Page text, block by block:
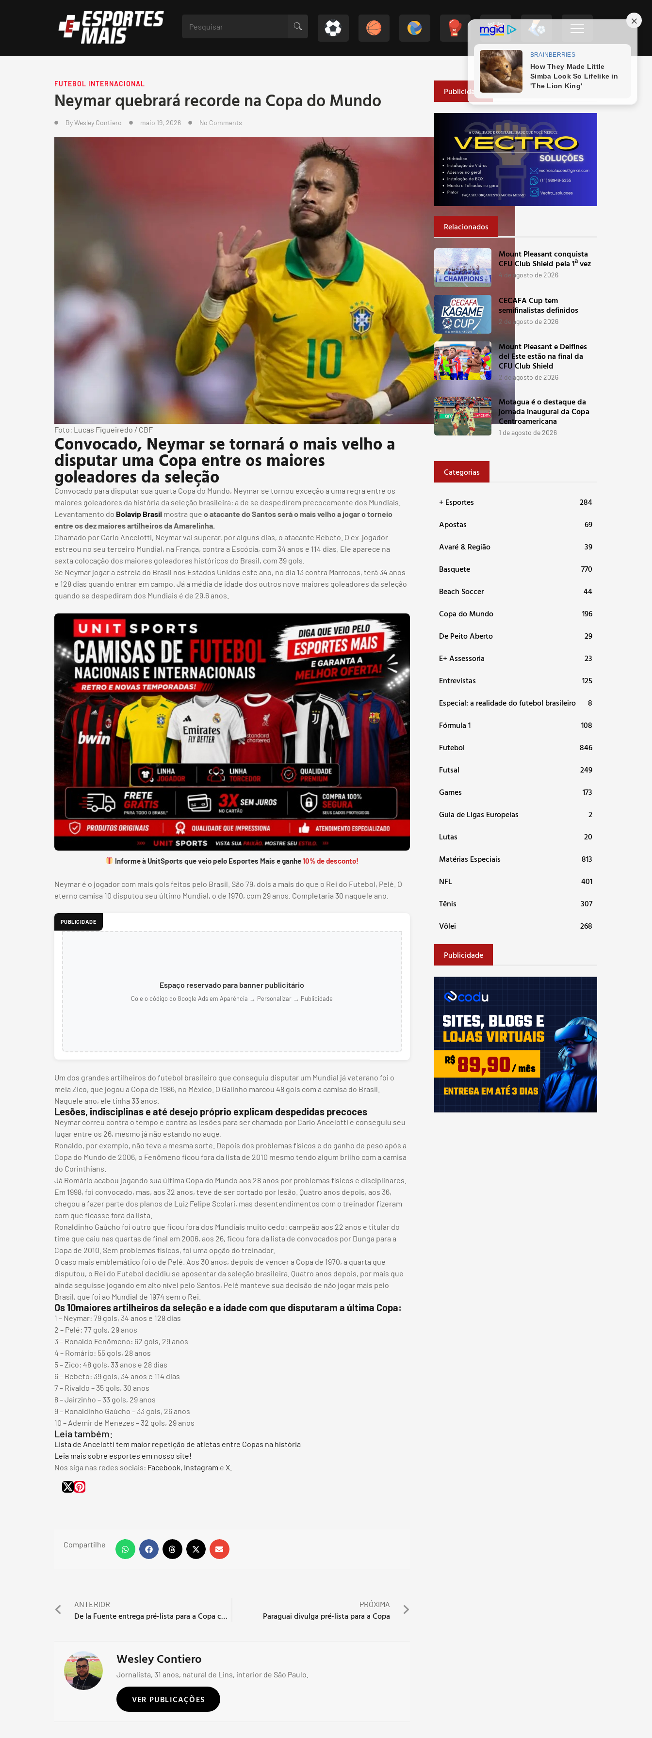
FUTEBOL INTERNACIONAL
Neymar quebrará recorde na Copa do Mundo
ByWesley Contiero maio 19, 2026 No Comments
Foto: Lucas Figueiredo / CBF
Convocado, Neymar se tornará o mais velho a
disputar uma Copa entre os maiores
goleadores da seleção
Convocado para disputar sua quarta Copa do Mundo, Neymar se tornou exceção a uma regra entre os
maiores goleadores da história da seleção brasileira: a de se despedirem precocemente dos Mundiais.
Levantamento do Bolavip Brasil mostra que o atacante do Santos será o mais velho a jogar o torneio
entre os dez maiores artilheiros da Amarelinha.
Chamado por Carlo Ancelotti, Neymar vai superar, por alguns dias, o atacante Bebeto. O ex-jogador
estreou no seu terceiro Mundial, na França, contra a Escócia, com 34 anos e 114 dias. Ele aparece na
sexta colocação dos maiores goleadores históricos do Brasil, com 39 gols.
Se Neymar jogar a estreia do Brasil nos Estados Unidos este ano, no dia 13 contra Marrocos, terá 34 anos
e 128 dias quando entrar em campo. Já a média de idade dos outros nove maiores goleadores da seleção
quando se despediram dos Mundiais é de 29,6 anos.
Informe à UnitSports que veio pelo Esportes Mais e ganhe10% de desconto!
Neymar é o jogador com mais gols feitos pelo Brasil. São 79, dois a mais do que o Rei do Futebol, Pelé. O
eterno camisa 10 disputou seu último Mundial, o de 1970, com 29 anos. Completaria 30 naquele ano.
PUBLICIDADE
Espaço reservado para banner publicitário
Cole o código do Google Ads em Aparência → Personalizar → Publicidade
Um dos grandes artilheiros do futebol brasileiro que conseguiu disputar um Mundial já veterano foi o
meia Zico, que jogou a Copa de 1986, no México. O Galinho marcou 48 gols com a camisa do Brasil.
Naquele ano, ele tinha 33 anos.
Lesões, indisciplinas e até desejo próprio explicam despedidas precoces
Neymar correu contra o tempo e contra as lesões para ser chamado por Carlo Ancelotti e conseguiu seu
lugar entre os 26, mesmo já não estando no auge.
Ronaldo, por exemplo, não teve a mesma sorte. Depois dos problemas físicos e do ganho de peso após a
Copa do Mundo de 2006, o Fenômeno ficou fora da lista de 2010 mesmo tendo algum brilho com a camisa
do Corinthians.
Já Romário acabou jogando sua última Copa do Mundo aos 28 anos por problemas físicos e disciplinares.
Em 1998, foi convocado, mas, aos 32 anos, teve de ser cortado por lesão. Quatro anos depois, aos 36,
chegou a fazer parte dos planos de Luiz Felipe Scolari, mas desentendimentos com o treinador fizeram
com que ficasse fora da lista.
Ronaldinho Gaúcho foi outro que ficou fora dos Mundiais muito cedo: campeão aos 22 anos e titular do
time que caiu nas quartas de final em 2006, aos 26, ficou fora da lista de convocados por Dunga para a
Copa de 2010. Sem problemas físicos, foi uma opção do treinador.
O caso mais emblemático foi o de Pelé. Aos 30 anos, depois de vencer a Copa de 1970, a quarta que
disputou, o Rei do Futebol decidiu se aposentar da seleção brasileira. Quatro anos depois, por mais que
ainda seguisse jogando em alto nível pelo Santos, Pelé manteve sua decisão de não jogar mais pelo
Brasil, que foi ao Mundial de 1974 sem o Rei.
Os 10maiores artilheiros da seleção e a idade com que disputaram a última Copa:
1 – Neymar: 79 gols, 34 anos e 128 dias
2 – Pelé: 77 gols, 29 anos
3 – Ronaldo Fenômeno: 62 gols, 29 anos
4 – Romário: 55 gols, 28 anos
5 – Zico: 48 gols, 33 anos e 28 dias
6 – Bebeto: 39 gols, 34 anos e 114 dias
7 – Rivaldo – 35 gols, 30 anos
8 – Jairzinho – 33 gols, 29 anos
9 – Ronaldinho Gaúcho – 33 gols, 26 anos
10 – Ademir de Menezes – 32 gols, 29 anos
Leia também:
Lista de Ancelotti tem maior repetição de atletas entre Copas na história
Leia mais sobre esportes em nosso site!
Nos siga nas redes sociais: Facebook, Instagram e X
Compartilhe
ANTERIOR
De la Fuente entrega pré-lista para a Copa com várias surpresas
PRÓXIMA
Paraguai divulga pré-lista para a Copa
Wesley Contiero
Jornalista, 31 anos, natural de Lins, interior de São Paulo.
VER PUBLICAÇÕES
Publicidade
Relacionados
Mount Pleasant conquista
CFU Club Shield pela 1ª vez
4 de agosto de 2026
CECAFA Cup tem
semifinalistas definidos
2 de agosto de 2026
Mount Pleasant e Delfines
del Este estão na final da
CFU Club Shield
2 de agosto de 2026
Motagua é o destaque da
jornada inaugural da Copa
Centroamericana
1 de agosto de 2026
Categorias
+ Esportes
284
Apostas
69
Avaré & Região
39
Basquete
770
Beach Soccer
44
Copa do Mundo
196
De Peito Aberto
29
E+ Assessoria
23
Entrevistas
125
Especial: a realidade do futebol brasileiro
8
Fórmula 1
108
Futebol
846
Futsal
249
Games
173
Guia de Ligas Europeias
2
Lutas
20
Matérias Especiais
813
NFL
401
Tênis
307
Vôlei
268
Publicidade